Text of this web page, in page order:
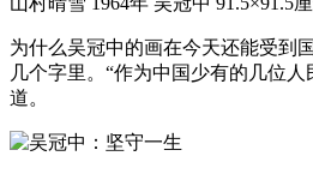
为什么吴冠中的画在今天还能受到
几个字里。“作为中国少有的几位
道。